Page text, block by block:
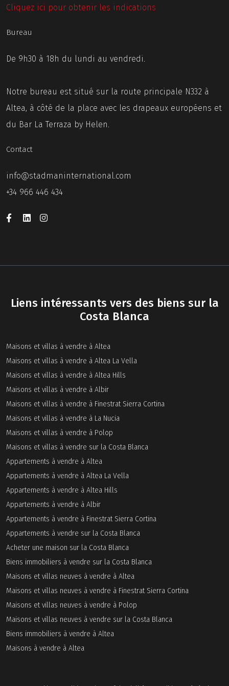
Cliquez ici pour obtenir les indications
Bureau
De 9h30 à 18h du lundi au vendredi.
Notre bureau est situé sur la route principale N332 à
Altea, à côté de la place avec les drapeaux européens et
du Bar La Terraza by Helen.
Contact
info@stadmaninternational.com
+34 966 446 434
Liens intéressants vers des biens sur la
Costa Blanca
Maisons et villas à vendre à Altea
Maisons et villas à vendre à Altea La Vella
Maisons et villas à vendre à Altea Hills
Maisons et villas à vendre à Albir
Maisons et villas à vendre à Finestrat Sierra Cortina
Maisons et villas à vendre à La Nucia
Maisons et villas à vendre à Polop
Maisons et villas à vendre sur la Costa Blanca
Appartements à vendre à Altea
Appartements à vendre à Altea La Vella
Appartements à vendre à Altea Hills
Appartements à vendre à Albir
Appartements à vendre à Finestrat Sierra Cortina
Appartements à vendre sur la Costa Blanca
Acheter une maison sur la Costa Blanca
Biens immobiliers à vendre sur la Costa Blanca
Maisons et villas neuves à vendre à Altea
Maisons et villas neuves à vendre à Finestrat Sierra Cortina
Maisons et villas neuves à vendre à Polop
Maisons et villas neuves à vendre sur la Costa Blanca
Biens immobiliers à vendre à Altea
Maisons à vendre à Altea